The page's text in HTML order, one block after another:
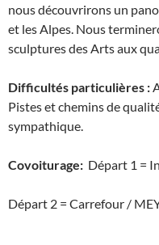
nous découvrirons un
et les Alpes. Nous
sculptures des Arts aux
Difficultés particulières :
Pistes et chemins de
sympathique.
Covoiturage: Départ 1 =
Départ 2 = Carrefour /